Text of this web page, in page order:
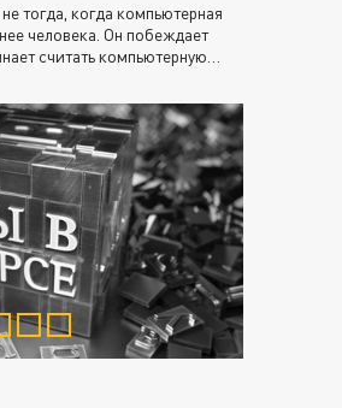
тогда, когда компьютерная
человека. Он побеждает
считать компьютерную